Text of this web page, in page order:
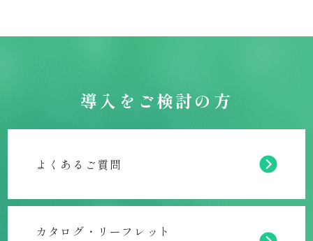
導入をご検討の方
よくあるご質問
カタログ・リーフレット